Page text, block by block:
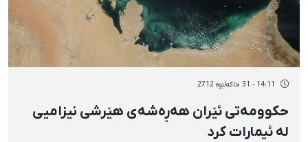
14:11 - 31 خاکەلێوه 2712
حكوومەتی ئێران هەڕەشەی هێرشی نیزامیی
لە ئیمارات كرد